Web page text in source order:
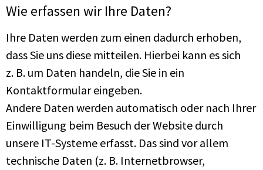
Wie erfassen wir Ihre Daten?
Ihre Daten werden zum einen dadurch erhoben,
dass Sie uns diese mitteilen. Hierbei kann es sich
z. B. um Daten handeln, die Sie in ein
Kontaktformular eingeben.
Andere Daten werden automatisch oder nach Ihrer
Einwilligung beim Besuch der Website durch
unsere IT-Systeme erfasst. Das sind vor allem
technische Daten (z. B. Internetbrowser,